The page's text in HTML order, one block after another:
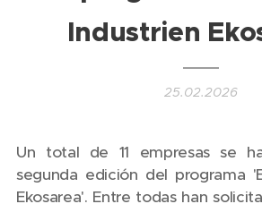
Industrien
25.02.2026
Un total de 11 empresas se
segunda edición del programa
Ekosarea'. Entre todas han